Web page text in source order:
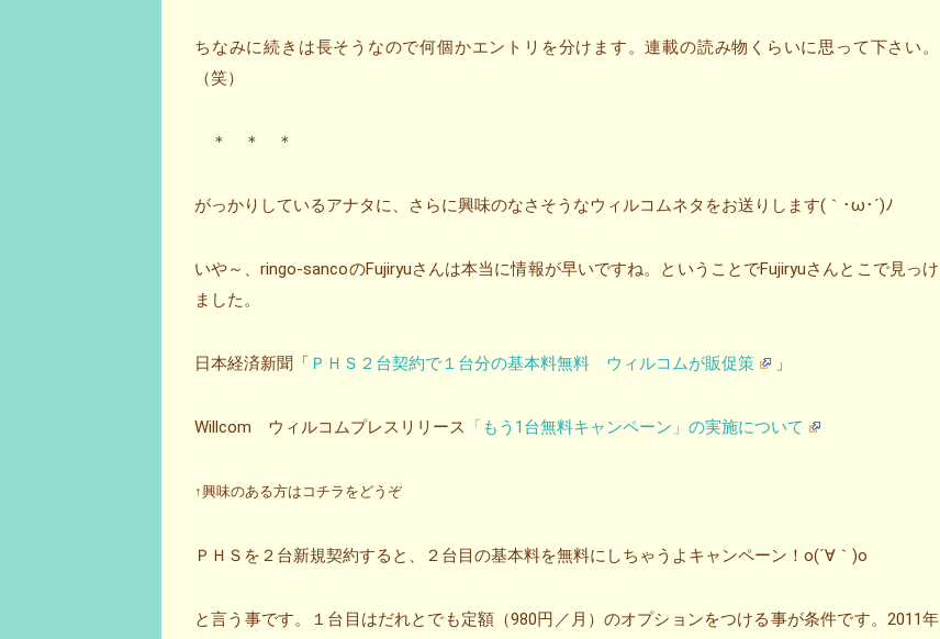
ちなみに続きは長そうなので何個かエントリを分けます。連載の読み物くらいに思って下さい。
（笑）
＊ ＊ ＊
がっかりしているアナタに、さらに興味のなさそうなウィルコムネタをお送りします(｀･ω･´)ﾉ
いや～、ringo-sancoのFujiryuさんは本当に情報が早いですね。ということでFujiryuさんとこで見っけ
ました。
日本経済新聞「 ＰＨＳ２台契約で１台分の基本料無料 ウィルコムが販促策 」
Willcom ウィルコムプレスリリース 「もう1台無料キャンペーン」の実施について
↑興味のある方はコチラをどうぞ
ＰＨＳを２台新規契約すると、２台目の基本料を無料にしちゃうよキャンペーン！o(´∀｀)o
と言う事です。１台目はだれとでも定額（980円／月）のオプションをつける事が条件です。2011年